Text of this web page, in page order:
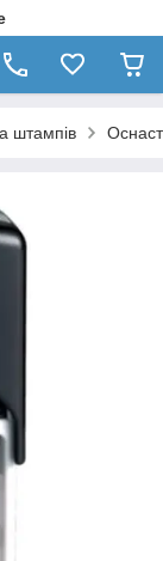
штампів